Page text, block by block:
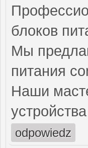
блоков
Мы
питания
Наши
odpowiedz